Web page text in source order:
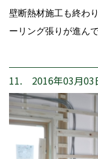
壁断熱材施工も終わ
ーリング張りが進ん
11. 2016年03月03